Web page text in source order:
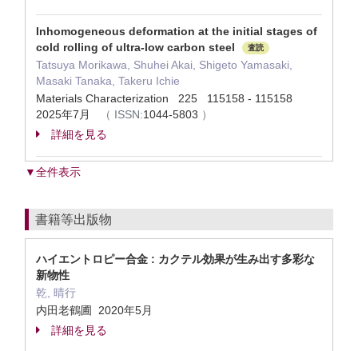
Inhomogeneous deformation at the initial stages of
cold rolling of ultra-low carbon steel
査読
Tatsuya Morikawa, Shuhei Akai, Shigeto Yamasaki,
Masaki Tanaka, Takeru Ichie
Materials Characterization 225 115158 - 115158
2025年7月
（ ISSN:1044-5803 ）
詳細を見る
▼全件表示
書籍等出版物
ハイエントロピー合金 : カクテル効果が生み出す多彩な
新物性
乾, 晴行
内田老鶴圃 2020年5月
詳細を見る